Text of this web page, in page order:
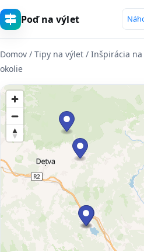
Poď na výlet
Domov / Tipy na výlet / Inšpirácia
okolie